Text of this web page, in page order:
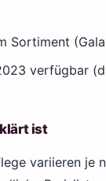
Sortiment
verfügbar
ist
variieren je